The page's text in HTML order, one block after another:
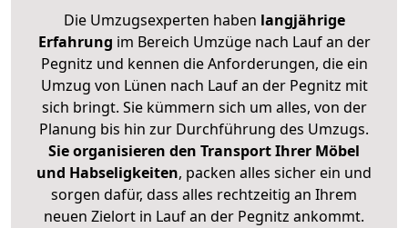
Die Umzugsexperten haben langjährige
Erfahrung im Bereich Umzüge nach Lauf an der
Pegnitz und kennen die Anforderungen, die ein
Umzug von Lünen nach Lauf an der Pegnitz mit
sich bringt. Sie kümmern sich um alles, von der
Planung bis hin zur Durchführung des Umzugs.
Sie organisieren den Transport Ihrer Möbel
und Habseligkeiten, packen alles sicher ein und
sorgen dafür, dass alles rechtzeitig an Ihrem
neuen Zielort in Lauf an der Pegnitz ankommt.